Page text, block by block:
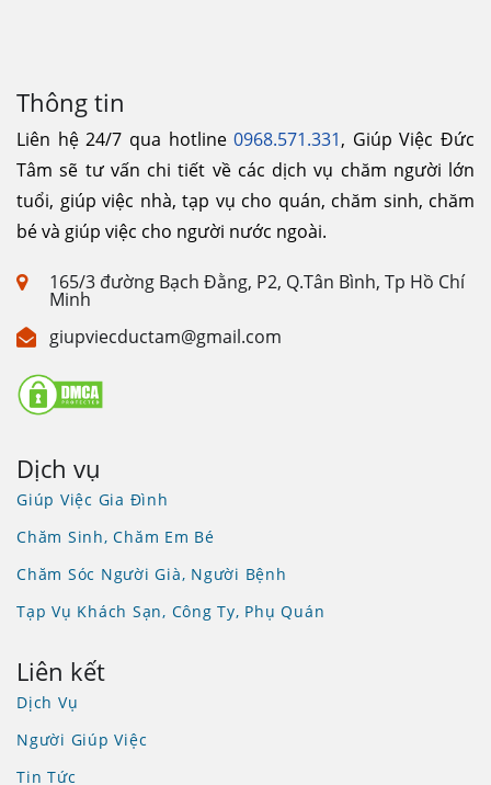
Thông tin
Liên hệ 24/7 qua hotline0968.571.331, Giúp Việc Đức
Tâm sẽ tư vấn chi tiết về các dịch vụ chăm người lớn
tuổi, giúp việc nhà, tạp vụ cho quán, chăm sinh, chăm
bé và giúp việc cho người nước ngoài.
165/3 đường Bạch Đằng, P2, Q.Tân Bình, Tp Hồ Chí
Minh
giupviecductam@gmail.com
Dịch vụ
Giúp Việc Gia Đình
Chăm Sinh, Chăm Em Bé
Chăm Sóc Người Già, Người Bệnh
Tạp Vụ Khách Sạn, Công Ty, Phụ Quán
Liên kết
Dịch Vụ
Người Giúp Việc
Tin Tức